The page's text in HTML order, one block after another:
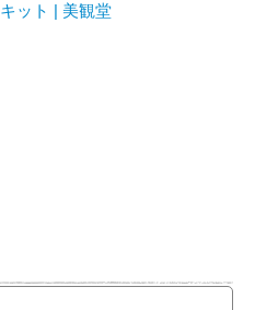
ット | 美観堂